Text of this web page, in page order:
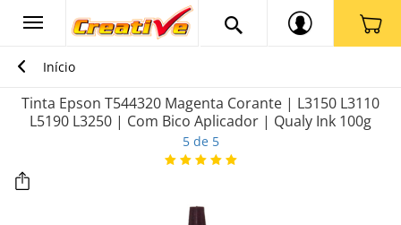
Início
Tinta Epson T544320 Magenta Corante | L3150 L3110
L5190 L3250 | Com Bico Aplicador | Qualy Ink 100g
5 de 5